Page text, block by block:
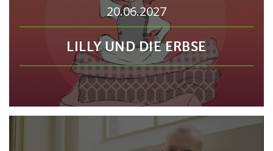
20.06.2027
LILLY UND DIE ERBSE